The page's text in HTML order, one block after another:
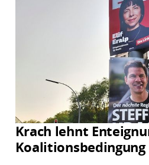
Krach lehnt
Koalitionsbedingung